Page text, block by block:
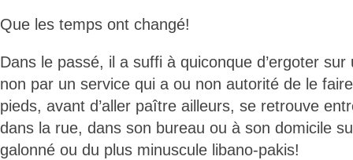
Que les temps ont changé!
Dans le passé, il a suffi à quiconque d’ergoter
non par un service qui a ou non autorité de le
pieds, avant d’aller paître ailleurs, se retrouve
dans la rue, dans son bureau ou à son domicile
galonné ou du plus minuscule libano-pakis!